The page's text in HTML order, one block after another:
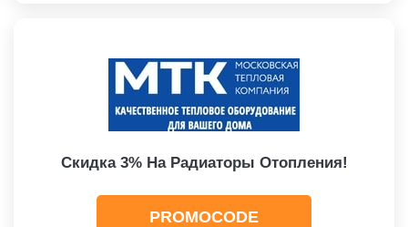
Скидка 3% На Радиаторы Отопления!
PROMOCODE